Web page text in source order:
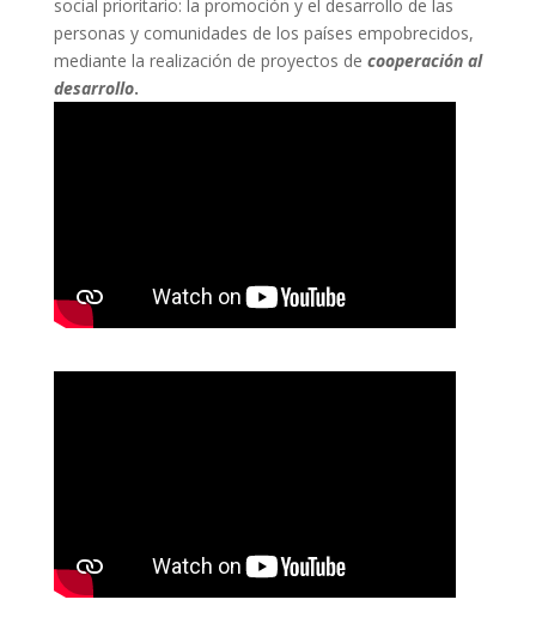
social prioritario: la promoción y el desarrollo de las
personas y comunidades de los países empobrecidos,
mediante la realización de proyectos de cooperación al
desarrollo.